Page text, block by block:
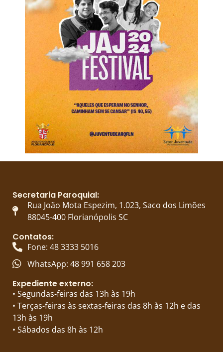
Secretaria Paroquial:
Rua João Mota Espezim, 1.023, Saco dos Limões
88045-400 Florianópolis SC
Contatos:
Fone: 48 3333 5016
WhatsApp: 48 991 658 203
Expediente externo:
• Segundas-feiras das 13h às 19h
• Terças-feiras às sextas-feiras das 8h às 12h e das
13h às 19h
• Sábados das 8h às 12h